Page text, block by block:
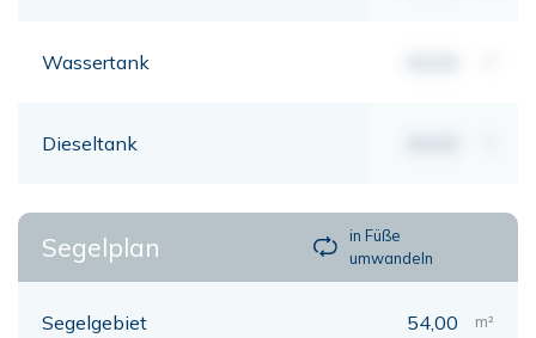
Wassertank
Dieseltank
Segelplan
in Füße
umwandeln
Segelgebiet 54,00 m²